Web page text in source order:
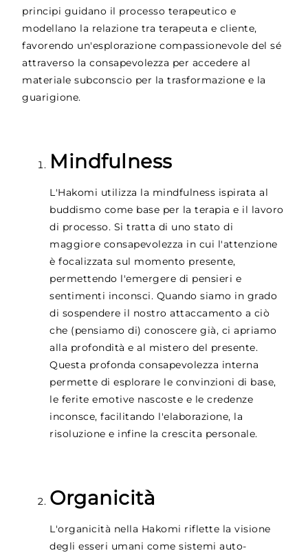
principi guidano il processo terapeutico e
modellano la relazione tra terapeuta e cliente,
favorendo un'esplorazione compassionevole del sé
attraverso la consapevolezza per accedere al
materiale subconscio per la trasformazione e la
guarigione.
Mindfulness
L'Hakomi utilizza la mindfulness ispirata al
buddismo come base per la terapia e il lavoro
di processo. Si tratta di uno stato di
maggiore consapevolezza in cui l'attenzione
è focalizzata sul momento presente,
permettendo l'emergere di pensieri e
sentimenti inconsci. Quando siamo in grado
di sospendere il nostro attaccamento a ciò
che (pensiamo di) conoscere già, ci apriamo
alla profondità e al mistero del presente.
Questa profonda consapevolezza interna
permette di esplorare le convinzioni di base,
le ferite emotive nascoste e le credenze
inconsce, facilitando l'elaborazione, la
risoluzione e infine la crescita personale.
Organicità
L'organicità nella Hakomi riflette la visione
degli esseri umani come sistemi auto-